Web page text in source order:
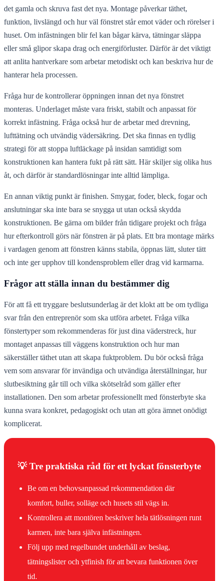
det gamla och skruva fast det nya. Montage påverkar täthet,
funktion, livslängd och hur väl fönstret står emot väder och rörelser i
huset. Om infästningen blir fel kan bågar kärva, tätningar släppa
eller små glipor skapa drag och energiförluster. Därför är det viktigt
att anlita hantverkare som arbetar metodiskt och kan beskriva hur de
hanterar hela processen.
Fråga hur de kontrollerar öppningen innan det nya fönstret
monteras. Underlaget måste vara friskt, stabilt och anpassat för
korrekt infästning. Fråga också hur de arbetar med drevning,
lufttätning och utvändig vädersäkring. Det ska finnas en tydlig
strategi för att stoppa luftläckage på insidan samtidigt som
konstruktionen kan hantera fukt på rätt sätt. Här skiljer sig olika hus
åt, och därför är standardlösningar inte alltid lämpliga.
En annan viktig punkt är finishen. Smygar, foder, bleck, fogar och
anslutningar ska inte bara se snygga ut utan också skydda
konstruktionen. Be gärna om bilder från tidigare projekt och fråga
hur efterkontroll görs när fönstren är på plats. Ett bra montage märks
i vardagen genom att fönstren känns stabila, öppnas lätt, sluter tätt
och inte ger upphov till kondensproblem eller drag vid karmarna.
Frågor att ställa innan du bestämmer dig
För att få ett tryggare beslutsunderlag är det klokt att be om tydliga
svar från den entreprenör som ska utföra arbetet. Fråga vilka
fönstertyper som rekommenderas för just dina väderstreck, hur
montaget anpassas till väggens konstruktion och hur man
säkerställer täthet utan att skapa fuktproblem. Du bör också fråga
vem som ansvarar för invändiga och utvändiga återställningar, hur
slutbesiktning går till och vilka skötselråd som gäller efter
installationen. Den som arbetar professionellt med fönsterbyte ska
kunna svara konkret, pedagogiskt och utan att göra ämnet onödigt
komplicerat.
💡 Tre praktiska råd för ett lyckat fönsterbyte
Be om en behovsanpassad rekommendation där
komfort, buller, solläge och husets stil vägs in.
Kontrollera att montören beskriver hela tätlösningen runt
karmen, inte bara själva infästningen.
Följ upp med regelbundet underhåll av beslag,
tätningslister och ytfinish för att bevara funktionen över
tid.